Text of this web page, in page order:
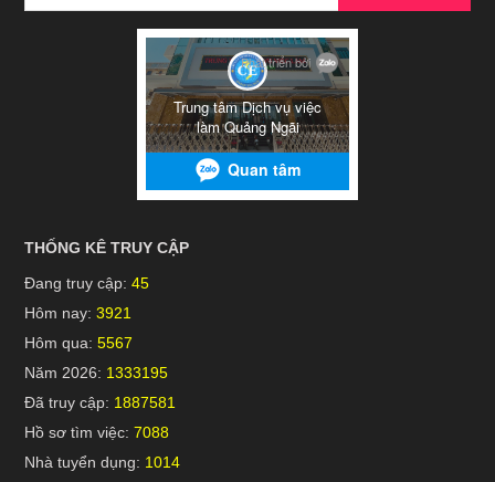
THỐNG KÊ TRUY CẬP
Đang truy cập: 45
Hôm nay: 3921
Hôm qua: 5567
Năm 2026: 1333195
Đã truy cập: 1887581
Hồ sơ tìm việc: 7088
Nhà tuyển dụng: 1014